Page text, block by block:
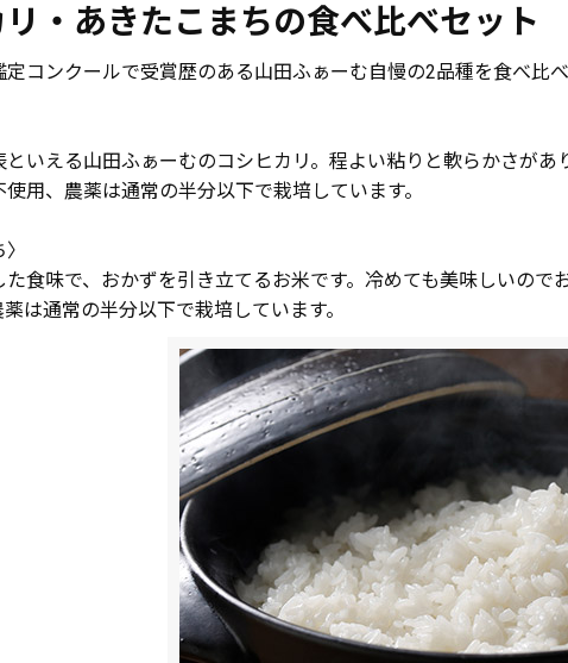
リ・あきたこまちの食べ比べセット
コンクールで受賞歴のある山田ふぁーむ自慢の2品種を食べ比べ
といえる山田ふぁーむのコシヒカリ。程よい粘りと軟らかさが
用、農薬は通常の半分以下で栽培しています。
食味で、おかずを引き立てるお米です。冷めても美味しいの
は通常の半分以下で栽培しています。